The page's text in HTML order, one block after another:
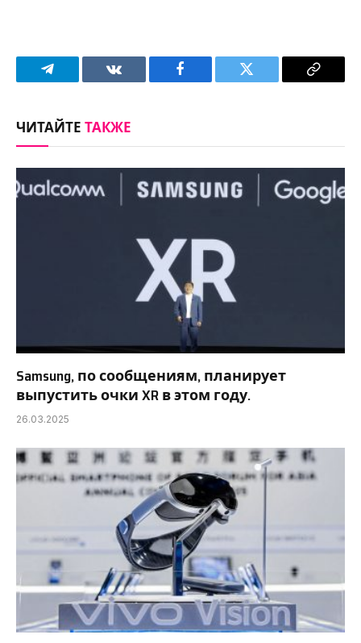
Telegram VKontakteFacebook Twitter
Copy
ЧИТАЙТЕТАКЖЕ
Samsung, по сообщениям, планирует
выпустить очки XR в этом году.
26.03.2025